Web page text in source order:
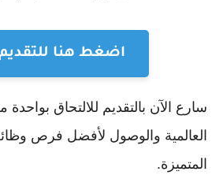
اضغط هنا للتقديم
سارع الآن بالتقديم للالتحاق
العالمية والوصول لأفضل فرص
المتميزة.